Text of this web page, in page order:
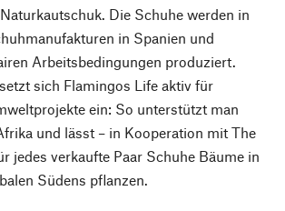
Die Schuhe werden in
in Spanien und
Arbeitsbedingungen produziert.
sich Flamingos Life aktiv für
ein: So unterstützt man
und lässt – in Kooperation mit The
jedes verkaufte Paar Schuhe Bäume in
Südens pflanzen.